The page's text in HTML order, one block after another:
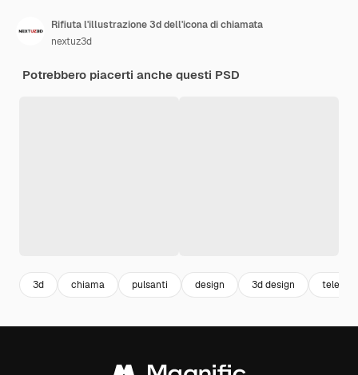
Rifiuta l'illustrazione 3d dell'icona di chiamata
nextuz3d
Potrebbero piacerti anche questi PSD
3d chiama pulsanti design 3d design